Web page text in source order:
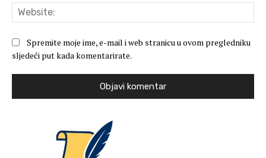
Spremite moje ime, e-mail i web stranicu u ovom pregledniku
sljedeći put kada komentarirate.